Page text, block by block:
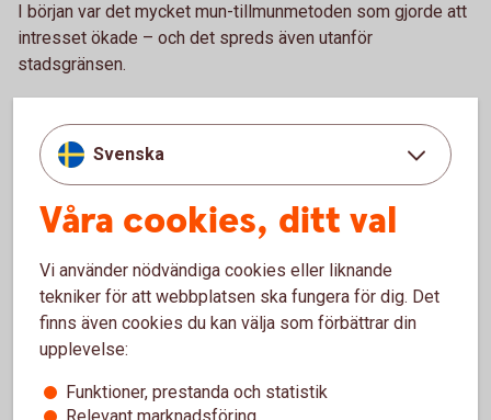
I början var det mycket mun-tillmunmetoden som gjorde att
intresset ökade – och det spreds även utanför
stadsgränsen.
för att besöka oss. Utbudet med ett väldigt brett sortiment
är unikt och är också en stor anledning till att Busfrö har
blivit ett franchisekoncept. 2014 startade den första
butiken utanför Västervik, i Jönköping.
landet – från Malmö i söder till Gävle i norr – och fler är på
gång.
Svenska
Våra cookies, ditt val
Vi använder nödvändiga cookies eller liknande
tekniker för att webbplatsen ska fungera för dig. Det
finns även cookies du kan välja som förbättrar din
upplevelse:
Funktioner, prestanda och statistik
Relevant marknadsföring